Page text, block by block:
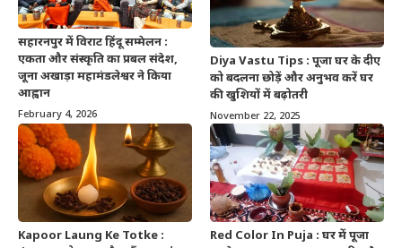
सहारनपुर में विराट हिंदू सम्मेलन :
एकता और संस्कृति का प्रबल संदेश,
जूना अखाड़ा महामंडलेश्वर ने किया
आह्वान
February 4, 2026
Diya Vastu Tips : पूजा घर के दीए
को बदलना छोड़ें और अनुभव करें घर
की खुशियों में बढ़ोतरी
November 22, 2025
Kapoor Laung Ke Totke :
Red Color In Puja : घर में पूजा